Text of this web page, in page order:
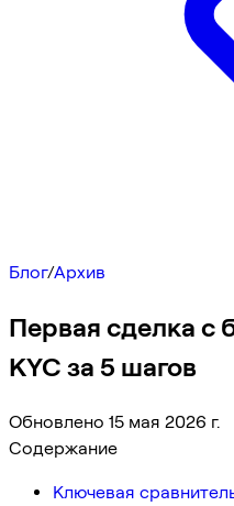
Блог/Архив
Первая сделка с
KYC за 5 шагов
Обновлено 15 мая 2026 г.
Содержание
Ключевая